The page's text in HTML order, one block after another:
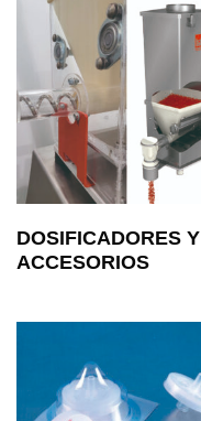
DOSIFICADORES Y
ACCESORIOS